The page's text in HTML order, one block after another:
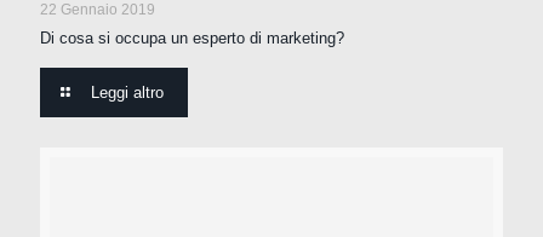
22 Gennaio 2019
Di cosa si occupa un esperto di marketing?
Leggi altro